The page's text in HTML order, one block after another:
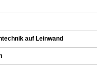
auf Leinwand